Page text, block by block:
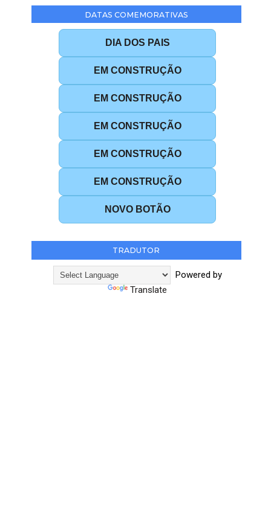
DATAS COMEMORATIVAS
DIA DOS PAIS
EM CONSTRUÇÃO
EM CONSTRUÇÃO
EM CONSTRUÇÃO
EM CONSTRUÇÃO
EM CONSTRUÇÃO
NOVO BOTÃO
TRADUTOR
Powered by
Translate